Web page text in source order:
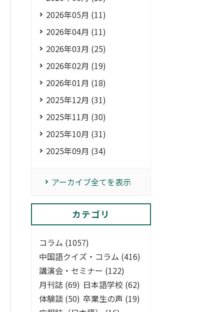
2026年05月 (11)
2026年04月 (11)
2026年03月 (25)
2026年02月 (19)
2026年01月 (18)
2025年12月 (31)
2025年11月 (30)
2025年10月 (31)
2025年09月 (34)
アーカイブ全てを表示
カテゴリ
コラム (1057)
中国語クイズ・コラム (416)
講演会・セミナー (122)
月刊誌 (69) 日本語学校 (62)
体験談 (50) 卒業生の声 (19)